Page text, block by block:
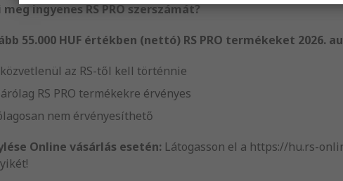
ingyenes RS PRO szerszámát?
55.000 HUF értékben (nettó) RS PRO termékeket 2026.
az RS-től kell történnie
RS PRO termékekre érvényes
nem érvényesíthető
Online vásárlás esetén: Látogasson el a https://hu.rs-